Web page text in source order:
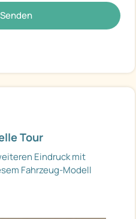
Tour
Eindruck mit
Fahrzeug-Modell